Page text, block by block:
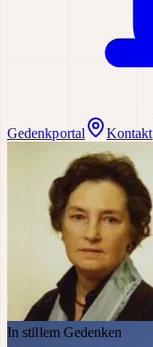
Gedenkportal Kontakt
In stillem Gedenken